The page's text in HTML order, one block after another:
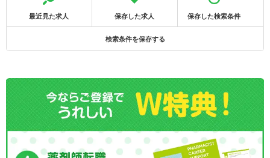
最近見た求人 保存した求人 保存した検索条件
検索条件を保存する